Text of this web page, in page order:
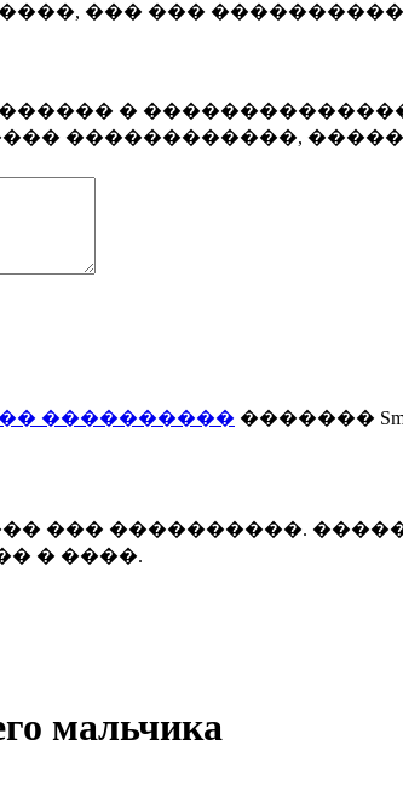
��� ���
�
������������,
���������� �������
��� ����������.
� ����.
мальчика